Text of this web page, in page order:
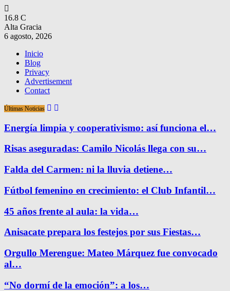
16.8 C
Alta Gracia
6 agosto, 2026
Inicio
Blog
Privacy
Advertisement
Contact
Últimas Noticias
Energía limpia y cooperativismo: así funciona el…
Risas aseguradas: Camilo Nicolás llega con su…
Falda del Carmen: ni la lluvia detiene…
Fútbol femenino en crecimiento: el Club Infantil…
45 años frente al aula: la vida…
Anisacate prepara los festejos por sus Fiestas…
Orgullo Merengue: Mateo Márquez fue convocado
al…
“No dormí de la emoción”: a los…